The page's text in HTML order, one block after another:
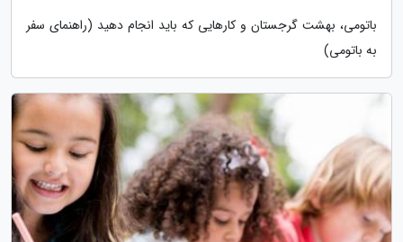
باتومی، بهشت گرجستان و کارهایی که باید انجام دهید (راهنمای سفر
به باتومی)